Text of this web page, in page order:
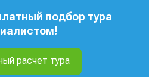
подбор тура
расчет тура